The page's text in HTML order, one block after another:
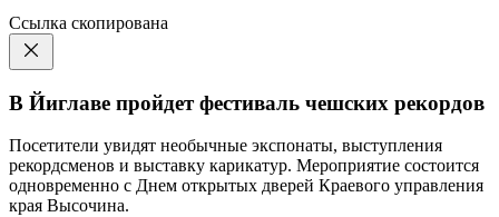
Ссылка скопирована
В Йиглаве пройдет фестиваль чешских рекордов
Посетители увидят необычные экспонаты, выступления
рекордсменов и выставку карикатур. Мероприятие состоится
одновременно с Днем открытых дверей Краевого управления
края Высочина.